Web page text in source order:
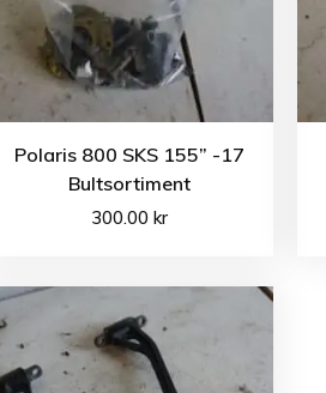
Polaris 800 SKS 155” -17
Bultsortiment
300.00kr